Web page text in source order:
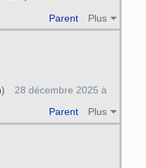
Parent Plus
Parent Plus
)
28 décembre 2025 à